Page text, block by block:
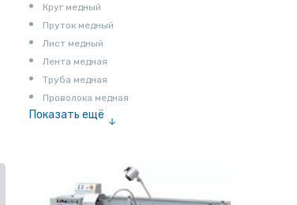
Круг медный
Пруток медный
Лист медный
Лента медная
Труба медная
Проволока медная
Показать ещё